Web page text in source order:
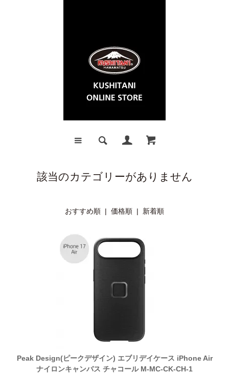
該当のカテゴリーがありません
おすすめ順 | 価格順 | 新着順
Peak Design(ピークデザイン) エブリデイケース iPhone Air
ナイロンキャンバス チャコール M-MC-CK-CH-1